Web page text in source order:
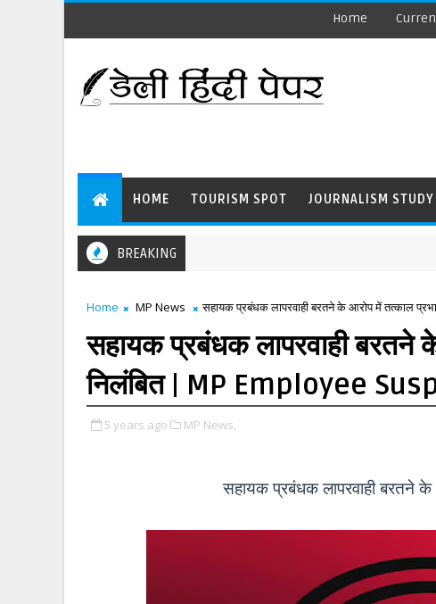
Home
HOME TOURISM SPOT JOURNALISM STUDY
BREAKING
Home MP News सहायक प्रबंधक लापरवाही बरतने के आरोप में तत्काल
सहायक प्रबंधक लापरवाही बरतने
निलंबित | MP Employee
5 years ago MP News,
सहायक प्रबंधक लापरवाही बरतने